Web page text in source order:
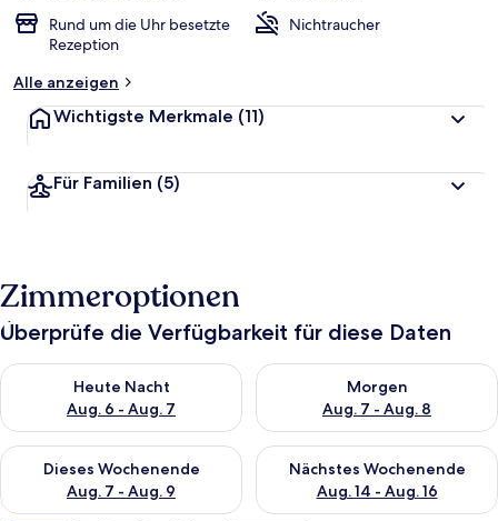
Rund um die Uhr besetzte
Rezeption
Nichtraucher
Alle anzeigen
Wichtigste Merkmale (11)
Für Familien (5)
Zimmeroptionen
Überprüfe die Verfügbarkeit für diese Daten
Heute Nacht
Aug. 6 - Aug. 7
Überprüfe die Verfügbarkeit für heute Nacht, Aug. 6 - Aug. 7.
Morgen
Aug. 7 - Aug. 8
Überprüfe die Verfügbarkeit
Dieses Wochenende
Aug. 7 - Aug. 9
Überprüfe die Verfügbarkeit für dieses Wochenende, Aug. 7
Nächstes Wochenende
Aug. 14 - Aug. 16
Überprüfe die Verfügbarkeit